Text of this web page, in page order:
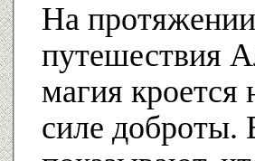
На протяжении
путешествия
магия кроется
силе доброты.